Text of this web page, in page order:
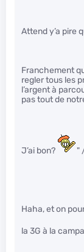
Attend y’a pire
Franchement
regler tous les
l’argent à
pas tout de
J’ai bon? "
Haha, et on
la 3G à la